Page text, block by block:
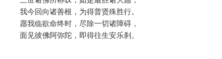
我今回向诸善根，为得普贤殊胜行。
愿我临欲命终时，尽除一切诸障碍，
面见彼佛阿弥陀，即得往生安乐刹。